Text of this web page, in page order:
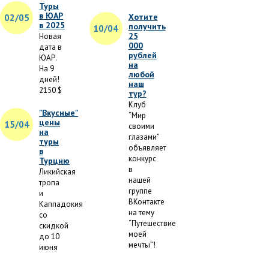
02/05
Туры
в ЮАР
в 2025
Новая
дата в
ЮАР.
На 9
дней!
2150 $
15/04
"Вкусные"
цены
на
туры
в
Турцию
Ликийская
тропа
и
Каппадокия
со
скидкой
до 10
июня
10/04
Хотите
получить
25
000
рублей
на
любой
наш
тур?
Клуб
“Мир
своими
глазами”
объявляет
конкурс
в
нашей
группе
ВКонтакте
на тему
“Путешествие
моей
мечты”!